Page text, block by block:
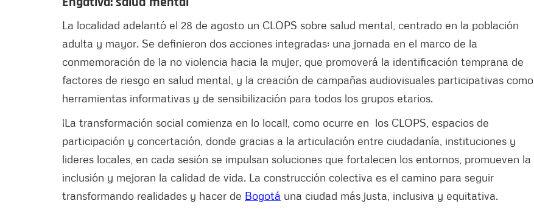
La localidad adelantó el 28 de agosto un CLOPS sobre salud mental, centrado en la población
adulta y mayor. Se definieron dos acciones integradas: una jornada en el marco de la
conmemoración de la no violencia hacia la mujer, que promoverá la identificación temprana de
factores de riesgo en salud mental, y la creación de campañas audiovisuales participativas como
herramientas informativas y de sensibilización para todos los grupos etarios.
¡La transformación social comienza en lo local!, como ocurre en los CLOPS, espacios de
participación y concertación, donde gracias a la articulación entre ciudadanía, instituciones y
lideres locales, en cada sesión se impulsan soluciones que fortalecen los entornos, promueven la
inclusión y mejoran la calidad de vida. La construcción colectiva es el camino para seguir
transformando realidades y hacer de Bogotá una ciudad más justa, inclusiva y equitativa.